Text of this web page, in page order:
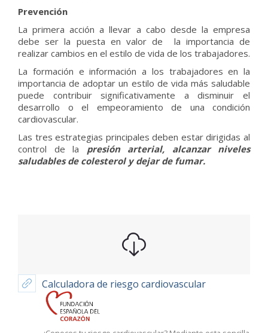
Prevención
La primera acción a llevar a cabo desde la empresa
debe ser la puesta en valor de la importancia de
realizar cambios en el estilo de vida de los trabajadores.
La formación e información a los trabajadores en la
importancia de adoptar un estilo de vida más saludable
puede contribuir significativamente a disminuir el
desarrollo o el empeoramiento de una condición
cardiovascular.
Las tres estrategias principales deben estar dirigidas al
control de la presión arterial, alcanzar niveles
saludables de colesterol y dejar de fumar.
Calculadora de riesgo cardiovascular